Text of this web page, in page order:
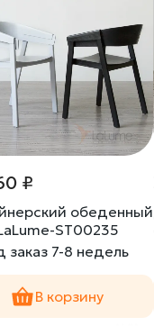
₽
обеденный
ST00235
заказ 7-8 недель
В корзину